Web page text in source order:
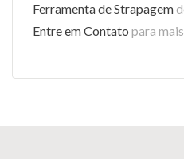
Ferramenta de Strapagem
Entre em Contato para